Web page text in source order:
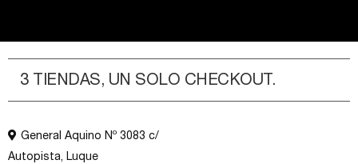
3 TIENDAS, UN SOLO CHECKOUT.
General Aquino Nº 3083 c/
Autopista, Luque